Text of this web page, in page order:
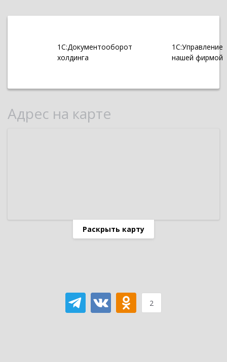
1С:Документооборот
холдинга
1С:Управление
нашей фирмой
Адрес на карте
Раскрыть карту
2